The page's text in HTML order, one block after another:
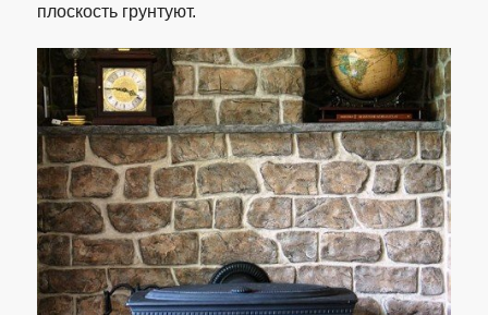
плоскость грунтуют.